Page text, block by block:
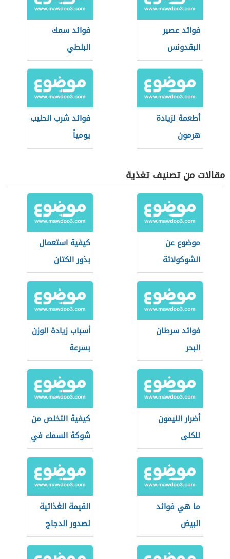
فوائد عصير
البقدونس
والليمون
فوائد سمك
البلطي
أطعمة لزيادة
هرمون
التستوستيرون
فوائد شرب الحليب
يومياً
مقالات من تصنيف تغذية
موضوع عن
الشوكولاتة
كيفية استعمال
بذور الكتان
للتنحيف
فوائد سرطان
البحر
أسباب زيادة الوزن
بسرعة
أضرار الليمون
للكلى
كيفية التخلص من
شوكة السمك في
الحلق
ما هي فوائد
البيض
القيمة الغذائية
لصدور الدجاج